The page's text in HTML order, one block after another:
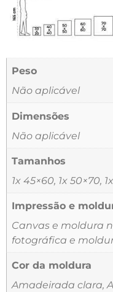
Peso
Não aplicável
Dimensões
Não aplicável
Tamanhos
1x 45×60, 1x 50×70,
Impressão e
Canvas e moldura
fotográfica e
Cor da moldura
Amadeirada clara,